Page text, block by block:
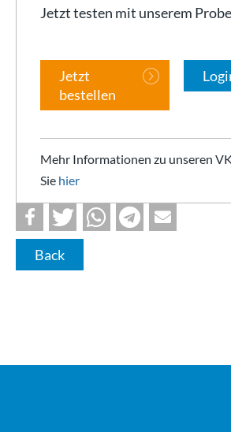
Jetzt testen mit unserem
Jetzt
bestellen
Mehr Informationen zu unseren
Sie hier
Back